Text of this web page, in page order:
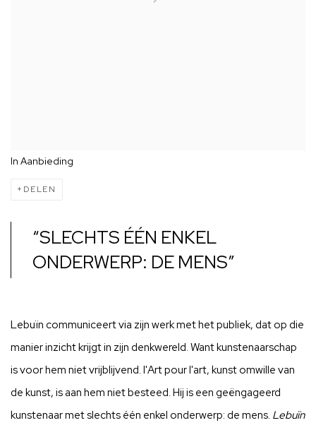
In Aanbieding
DELEN
“SLECHTS ÉÉN ENKEL
ONDERWERP: DE MENS”
Lebuïn communiceert via zijn werk met het publiek, dat op die
manier inzicht krijgt in zijn denkwereld. Want kunstenaarschap
is voor hem niet vrijblijvend. l'Art pour l'art, kunst omwille van
de kunst, is aan hem niet besteed. Hij is een geëngageerd
kunstenaar met slechts één enkel onderwerp: de mens. Lebuïn